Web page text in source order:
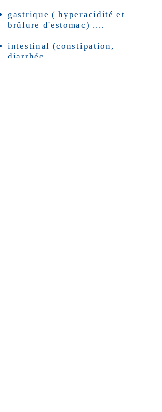
gastrique ( hyperacidité et
brûlure d'estomac) ....
intestinal (constipation,
diarrhée,